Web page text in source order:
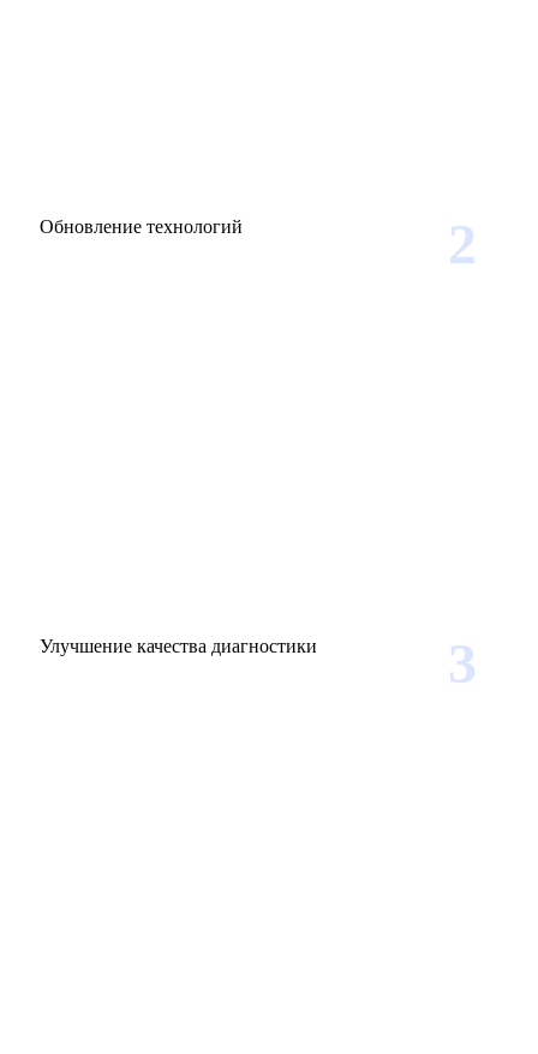
2
Обновление технологий
3
Улучшение качества диагностики